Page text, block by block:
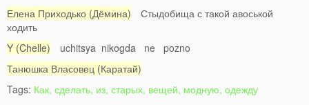
Елена Приходько (Дёмина) Стыдобища с такой авоськой
ходить
Y (Chelle) uchitsya nikogda ne pozno
Танюшка Власовец (Каратай)
Tags: Как, сделать, из, старых, вещей, модную, одежду